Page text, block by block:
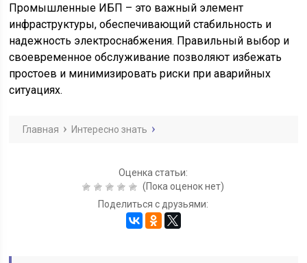
Промышленные ИБП – это важный элемент
инфраструктуры, обеспечивающий стабильность и
надежность электроснабжения. Правильный выбор и
своевременное обслуживание позволяют избежать
простоев и минимизировать риски при аварийных
ситуациях.
Главная Интересно знать
Оценка статьи:
(Пока оценок нет)
Поделиться с друзьями: